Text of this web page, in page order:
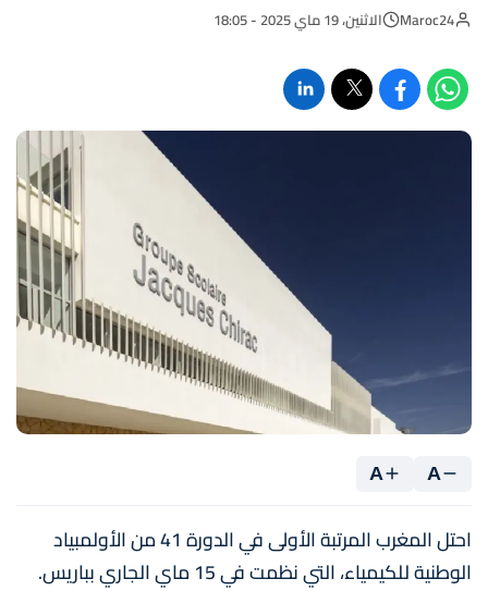
Maroc24 الاثنين، 19 ماي 2025 - 18:05
A
A
احتل المغرب المرتبة الأولى في الدورة 41 من الأولمبياد
الوطنية للكيمياء، التي نظمت في 15 ماي الجاري بباريس.